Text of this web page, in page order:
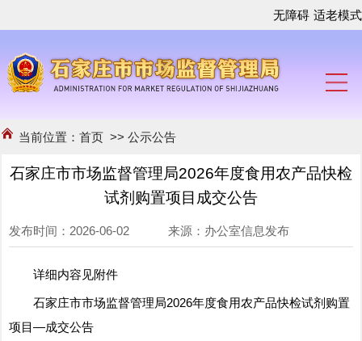
无障碍 适老模式
当前位置：首页 >>公示公告
石家庄市市场监督管理局2026年度食用农产品快检
试剂购置项目成交公告
发布时间：2026-06-02 来源：办公室信息发布
详细内容见附件
石家庄市市场监督管理局2026年度食用农产品快检试剂购置
项目—成交公告